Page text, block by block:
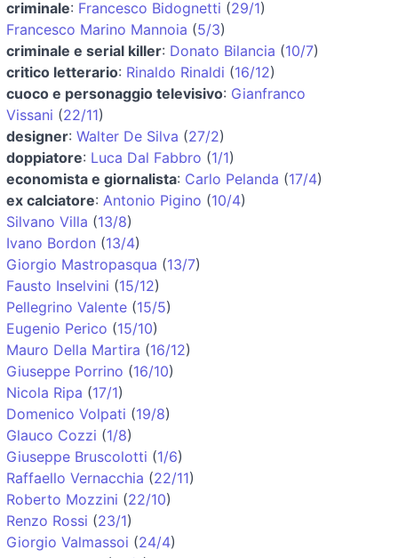
criminale: Francesco Bidognetti (29/1)
Francesco Marino Mannoia (5/3)
criminale e serial killer: Donato Bilancia (10/7)
critico letterario: Rinaldo Rinaldi (16/12)
cuoco e personaggio televisivo: Gianfranco
Vissani (22/11)
designer: Walter De Silva (27/2)
doppiatore: Luca Dal Fabbro (1/1)
economista e giornalista: Carlo Pelanda (17/4)
ex calciatore: Antonio Pigino (10/4)
Silvano Villa (13/8)
Ivano Bordon (13/4)
Giorgio Mastropasqua (13/7)
Fausto Inselvini (15/12)
Pellegrino Valente (15/5)
Eugenio Perico (15/10)
Mauro Della Martira (16/12)
Giuseppe Porrino (16/10)
Nicola Ripa (17/1)
Domenico Volpati (19/8)
Glauco Cozzi (1/8)
Giuseppe Bruscolotti (1/6)
Raffaello Vernacchia (22/11)
Roberto Mozzini (22/10)
Renzo Rossi (23/1)
Giorgio Valmassoi (24/4)